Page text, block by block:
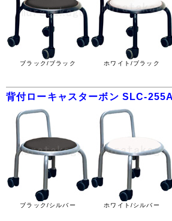
ブラック/ブラック ホワイト/ブラック
背付ローキャスターボン SLC-255A
ブラック/シルバー ホワイト/シルバー